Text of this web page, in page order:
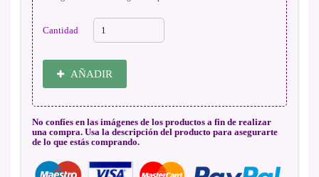
Cantidad
AÑADIR
No confíes en las imágenes de los productos a fin de realizar
una compra. Usa la descripción del producto para asegurarte
de lo que estás comprando.